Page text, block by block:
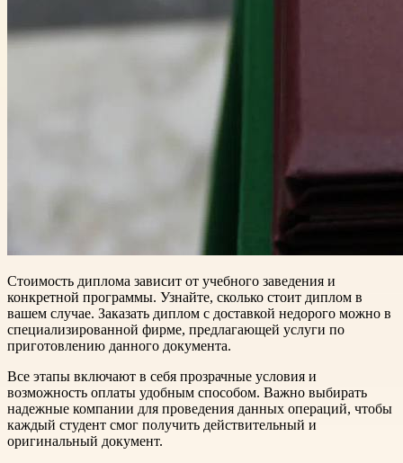
Стоимость диплома зависит от учебного заведения и
конкретной программы. Узнайте, сколько стоит диплом в
вашем случае. Заказать диплом с доставкой недорого можно в
специализированной фирме, предлагающей услуги по
приготовлению данного документа.
Все этапы включают в себя прозрачные условия и
возможность оплаты удобным способом. Важно выбирать
надежные компании для проведения данных операций, чтобы
каждый студент смог получить действительный и
оригинальный документ.